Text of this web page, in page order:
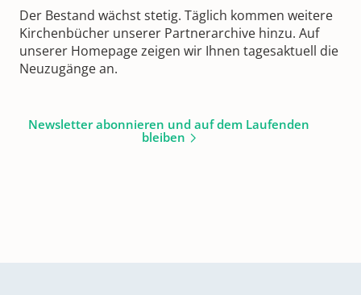
Der Bestand wächst stetig. Täglich kommen weitere
Kirchenbücher unserer Partnerarchive hinzu. Auf
unserer Homepage zeigen wir Ihnen tagesaktuell die
Neuzugänge an.
Newsletter abonnieren und auf dem Laufenden
bleiben